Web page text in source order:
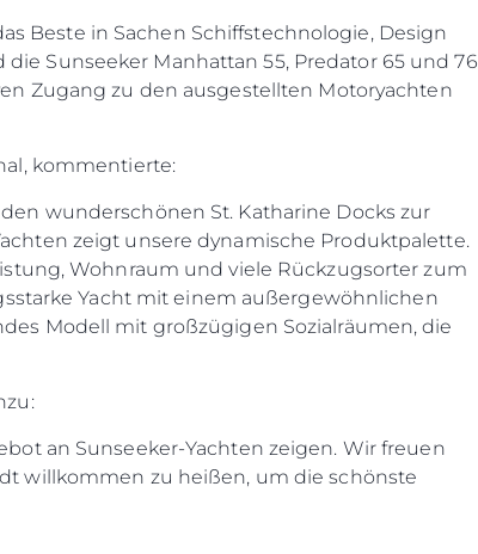
Beste in Sachen Schiffstechnologie, Design
Sunseeker Manhattan 55, Predator 65 und 76
Zugang zu den ausgestellten Motoryachten
kommentierte:
wunderschönen St. Katharine Docks zur
zeigt unsere dynamische Produktpalette.
Wohnraum und viele Rückzugsorter zum
Yacht mit einem außergewöhnlichen
Modell mit großzügigen Sozialräumen, die
an Sunseeker-Yachten zeigen. Wir freuen
willkommen zu heißen, um die schönste
Bootscharter